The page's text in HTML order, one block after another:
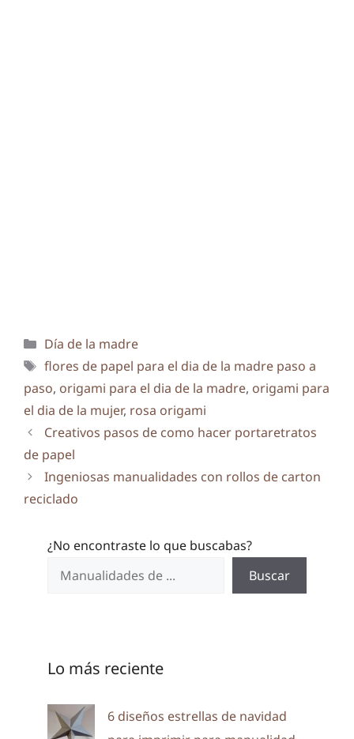
Categorías
Día de la madre
Etiquetas
flores de papel para el dia de la madre paso a
paso, origami para el dia de la madre, origami para
el dia de la mujer, rosa origami
Creativos pasos de como hacer portaretratos
de papel
Ingeniosas manualidades con rollos de carton
reciclado
¿No encontraste lo que buscabas?
Buscar
Lo más reciente
6 diseños estrellas de navidad